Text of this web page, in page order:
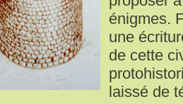
énigmes.
une
de cette
laissé de